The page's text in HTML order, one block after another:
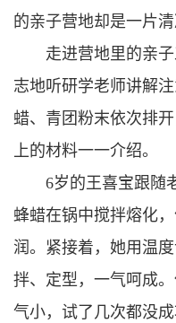
的亲子营地却是一片清
走进营地里的亲
志地听研学老师讲解
蜡、青团粉末依次排
上的材料一一介绍。
6岁的王喜宝跟随
蜂蜡在锅中搅拌熔化
润。紧接着，她用温
拌、定型，一气呵成
气小，试了几次都没